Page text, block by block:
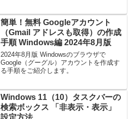
簡単！無料 Googleアカウント
（Gmail アドレスも取得）の作成
手順 Windows編 2024年8月版
2024年8月版 Windowsのブラウザで
Google（グーグル）アカウントを作成す
る手順をご紹介します。
Windows 11（10）タスクバーの
検索ボックス 「非表示・表示」
設定方法